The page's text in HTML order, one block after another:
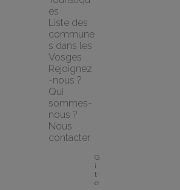
es
Liste des
commune
s dans les
Vosges
Rejoignez
-nous ?
Qui
sommes-
nous ?
Nous
contacter
G
î
t
e